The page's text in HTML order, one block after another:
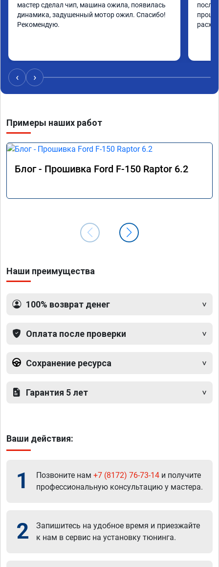
мастер сделал чип, машина ожила, появилась
динамика, задушенный мотор ожил. Спасибо!
Рекомендую.
после
‹ ›
Примеры наших работ
Блог - Прошивка Ford F-150 Raptor 6.2
Наши преимущества
100% возврат денег
Оплата после проверки
Сохранение ресурса
Гарантия 5 лет
Ваши действия:
1 Позвоните нам +7 (8172) 76-73-14 и получите
профессиональную консультацию у мастера.
2
Запишитесь на удобное время и приезжайте
к нам в сервис на установку тюнинга.